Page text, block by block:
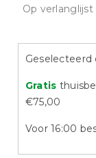
Op verlanglijst
Geselecteerd
Gratis
€75,00
Voor 16:00